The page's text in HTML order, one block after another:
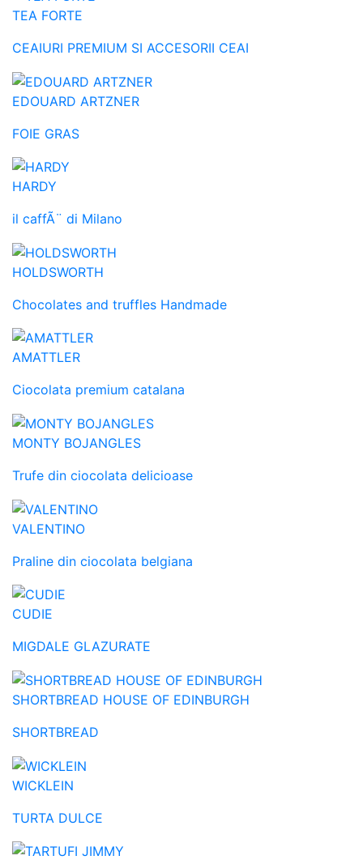
TEA FORTE
CEAIURI PREMIUM SI ACCESORII CEAI
EDOUARD ARTZNER
FOIE GRAS
HARDY
il caffÃ¨ di Milano
HOLDSWORTH
Chocolates and truffles Handmade
AMATTLER
Ciocolata premium catalana
MONTY BOJANGLES
Trufe din ciocolata delicioase
VALENTINO
Praline din ciocolata belgiana
CUDIE
MIGDALE GLAZURATE
SHORTBREAD HOUSE OF EDINBURGH
SHORTBREAD
WICKLEIN
TURTA DULCE